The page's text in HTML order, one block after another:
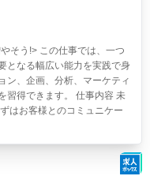
そう!> この仕事では、一つ
となる幅広い能力を実践で身
ン、企画、分析、マーケティ
習得できます。 仕事内容 未
はお客様とのコミュニケー